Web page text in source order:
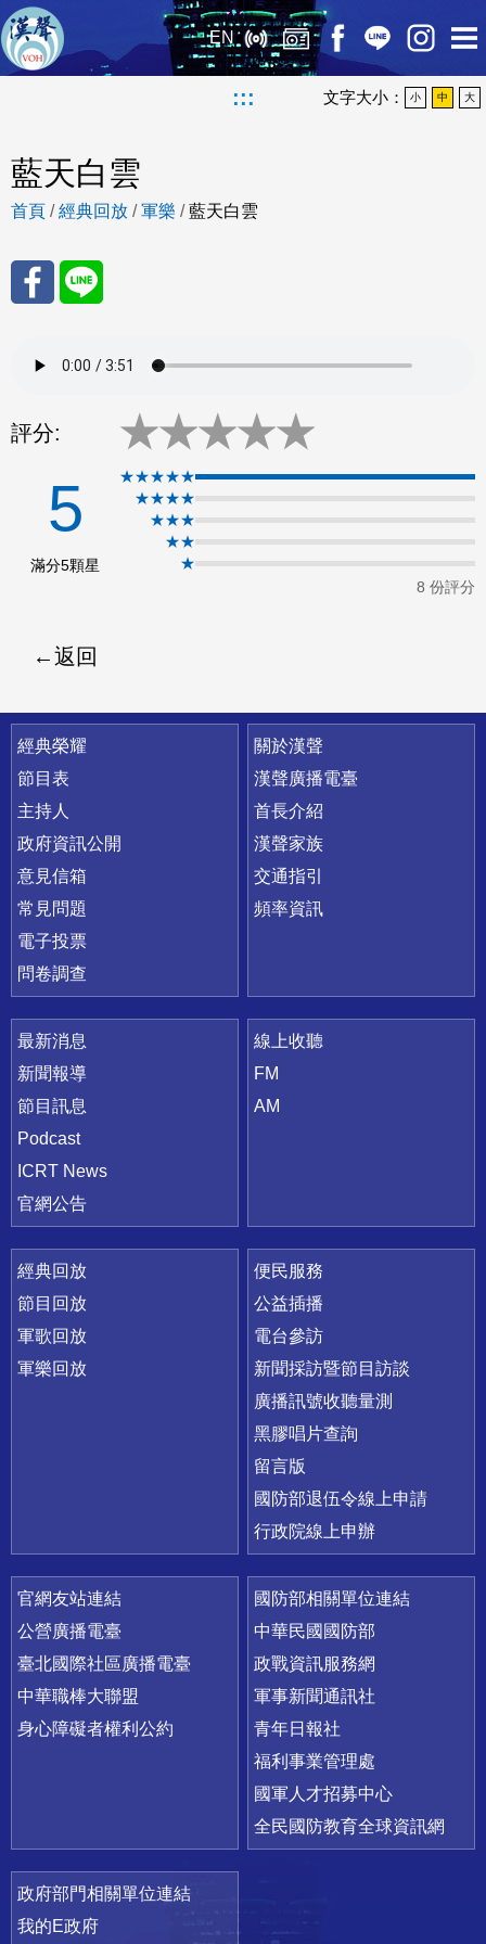
EN
::: 文字大小： 小 中 大
藍天白雲
首頁 /經典回放 /軍樂 /藍天白雲
Fac
評分: ★★★★★
5
滿分5顆星
★★★★★
★★★★
★★★
★★
★
8 份評分
返回
快速連結
經典榮耀
節目表
主持人
政府資訊公開
意見信箱
常見問題
電子投票
問卷調查
關於漢聲
漢聲廣播電臺
首長介紹
漢聲家族
交通指引
頻率資訊
最新消息
新聞報導
節目訊息
Podcast
ICRT News
官網公告
線上收聽
FM
AM
經典回放
節目回放
軍歌回放
軍樂回放
便民服務
公益插播
電台參訪
新聞採訪暨節目訪談
廣播訊號收聽量測
黑膠唱片查詢
留言版
國防部退伍令線上申請
行政院線上申辦
官網友站連結
公營廣播電臺
臺北國際社區廣播電臺
中華職棒大聯盟
身心障礙者權利公約
國防部相關單位連結
中華民國國防部
政戰資訊服務網
軍事新聞通訊社
青年日報社
福利事業管理處
國軍人才招募中心
全民國防教育全球資訊網
政府部門相關單位連結
我的E政府